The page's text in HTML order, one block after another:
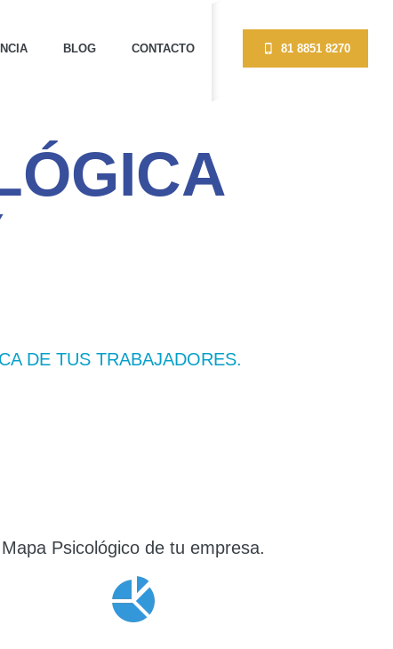
BLOG CONTACTO 81 8851 8270
DE TUS TRABAJADORES.
Mapa Psicológico de tu empresa.